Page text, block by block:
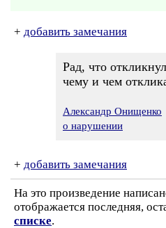
+ добавить замечания
Рад, что
чему и чем
Александр Онищенко
о нарушении
+ добавить замечания
На это произведение
отображается последняя,
списке.